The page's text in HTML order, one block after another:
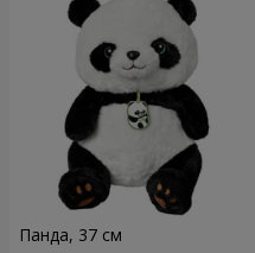
Панда, 37 см